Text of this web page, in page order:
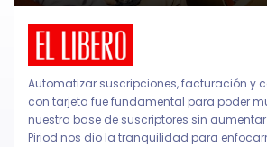
Automatizar suscripciones, facturación y
con tarjeta fue fundamental para poder
nuestra base de suscriptores sin
Piriod nos dio la tranquilidad para